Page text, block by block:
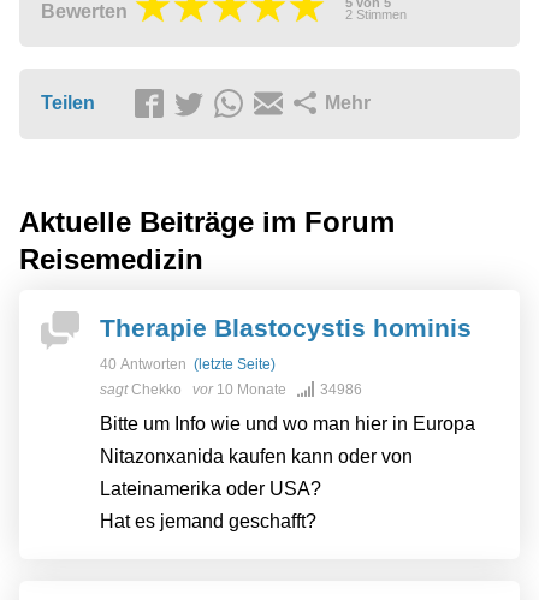
Bewerten 5 von 5
2 Stimmen
Teilen Mehr
Aktuelle Beiträge im Forum
Reisemedizin
Therapie Blastocystis hominis
40 Antworten (letzte Seite)
sagtChekko vor10 Monate 34986
Bitte um Info wie und wo man hier in Europa
Nitazonxanida kaufen kann oder von
Lateinamerika oder USA?
Hat es jemand geschafft?